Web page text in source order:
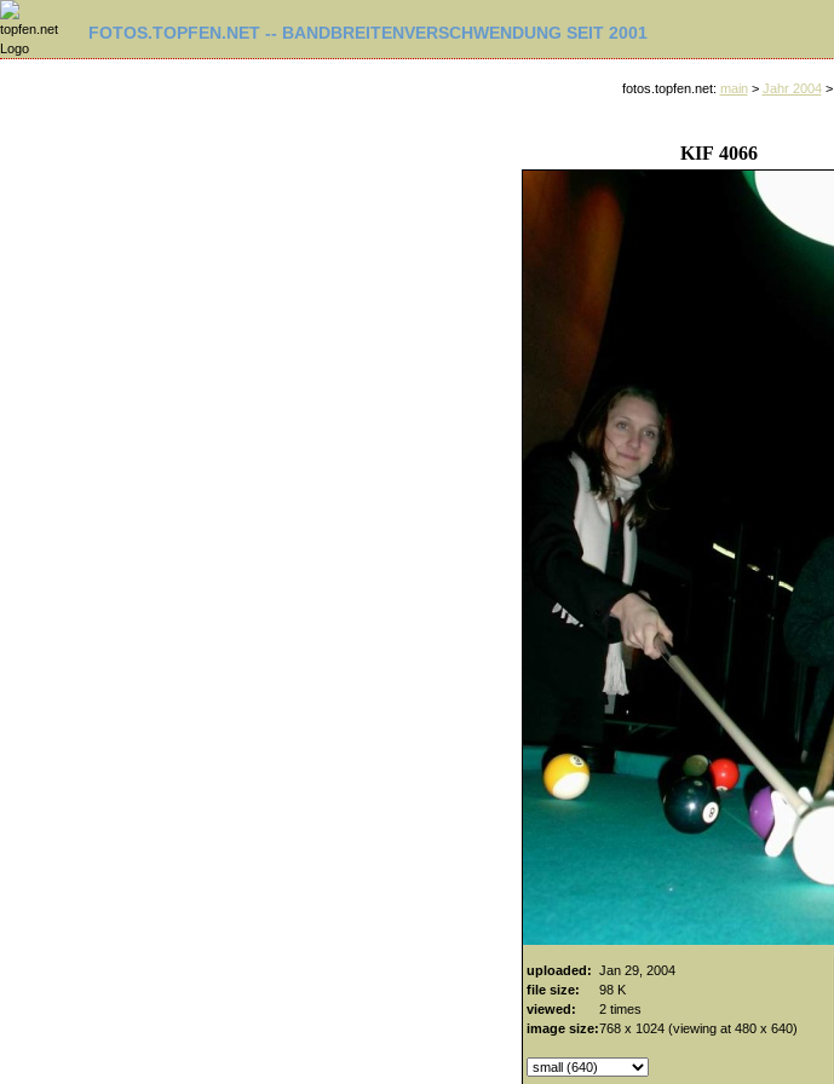
FOTOS.TOPFEN.NET -- BANDBREITENVERSCHWENDUNG SEIT 2001
fotos.topfen.net: main > Jahr 2004>
KIF 4066
uploaded: Jan 29, 2004
file size:
98 K
viewed:
2 times
image size:768 x 1024 (viewing at 480 x 640)